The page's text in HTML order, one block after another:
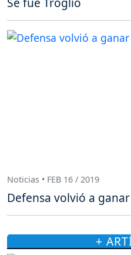
Noticias • FEB 16 / 2019
Defensa volvió a
+